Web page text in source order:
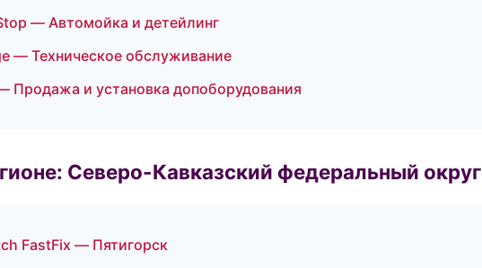
— Автомойка и детейлинг
— Техническое обслуживание
Продажа и установка допоборудования
Северо-Кавказский федеральный округ
FastFix — Пятигорск